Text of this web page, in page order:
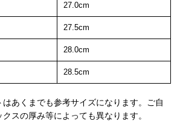
27.0cm
27.5cm
28.0cm
28.5cm
あくまでも参考サイズになります。ご自
スの厚み等によっても異なります。